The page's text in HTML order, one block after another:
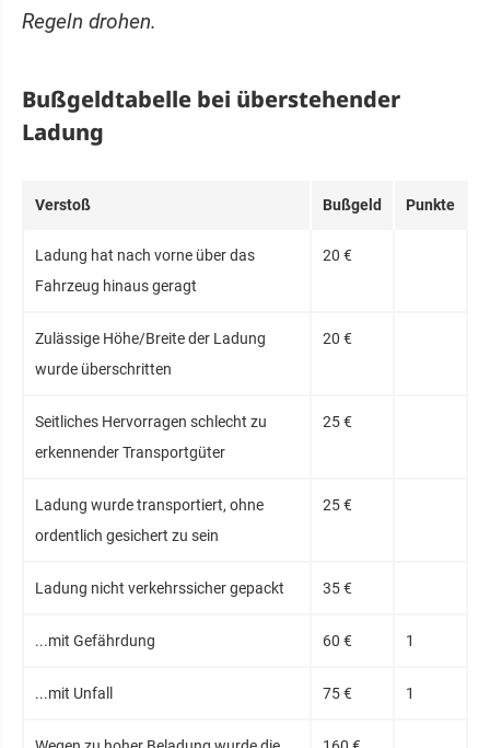
Regeln drohen.
Bußgeldtabelle bei überstehender
Ladung
Verstoß Bußgeld Punkte
Ladung hat nach vorne über das
Fahrzeug hinaus geragt
20 €
Zulässige Höhe/Breite der Ladung
wurde überschritten
20 €
Seitliches Hervorragen schlecht zu
erkennender Transportgüter
25 €
Ladung wurde transportiert, ohne
ordentlich gesichert zu sein
25 €
Ladung nicht verkehrssicher gepackt 35 €
...mit Gefährdung 60 € 1
...mit Unfall 75 € 1